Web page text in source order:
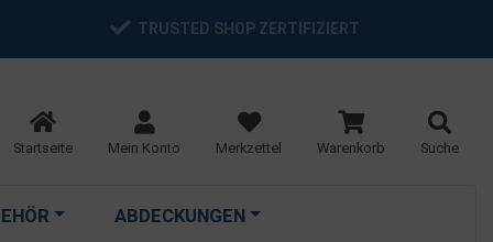
TRUSTED SHOP ZERTIFIZIERT
Startseite Mein Konto Merkzettel Warenkorb Suche
ABDECKUNGEN